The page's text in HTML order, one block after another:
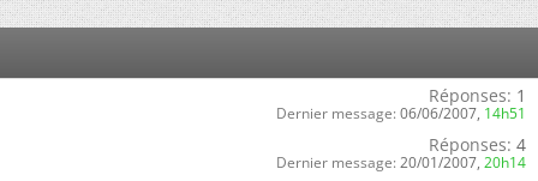
Réponses: 1
Dernier message: 06/06/2007, 14h51
Réponses: 4
Dernier message: 20/01/2007, 20h14